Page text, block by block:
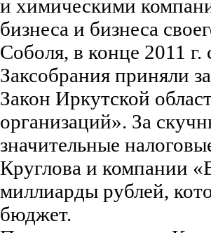
и химическими
бизнеса и бизнеса
Соболя, в конце 2011
Заксобрания приняли
Закон Иркутской
организаций». За
значительные
Круглова и компании
миллиарды рублей,
бюджет.